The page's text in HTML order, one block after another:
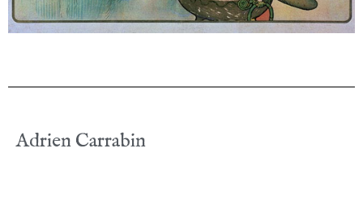
Adrien Carrabin